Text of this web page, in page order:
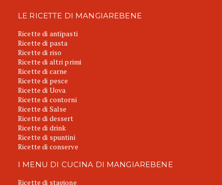
LE RICETTE DI MANGIAREBENE
Ricette di antipasti
Ricette di pasta
Ricette di riso
Ricette di altri primi
Ricette di carne
Ricette di pesce
Ricette di Uova
Ricette di contorni
Ricette di Salse
Ricette di dessert
Ricette di drink
Ricette di spuntini
Ricette di conserve
I MENU DI CUCINA DI MANGIAREBENE
Ricette di stagione